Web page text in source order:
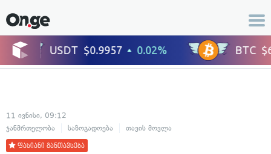
11 ივნისი, 09:12
ჯანმრთელობა
საზოგადოება თავის მოვლა
ფასიანი განთავსება